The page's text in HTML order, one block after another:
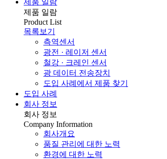
제품 일람
Product List
목록보기
측역센서
광전 · 레이저 센서
철강 · 크레인 센서
광 데이터 전송장치
도입 사례에서 제품 찾기
도입 사례
회사 정보
회사 정보
Company Information
회사개요
품질 관리에 대한 노력
환경에 대한 노력